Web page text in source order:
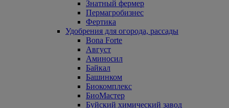
Знатный фермер
Пермагробизнес
Фертика
Удобрения для огорода, рассады
Bona Forte
Август
Аминосил
Байкал
Башинком
Биокомплекс
БиоМастер
Буйский химический завод